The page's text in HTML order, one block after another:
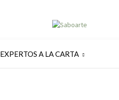
EXPERTOS A LA CARTA